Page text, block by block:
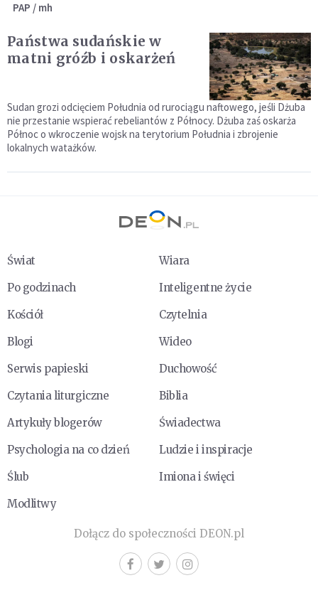
PAP / mh
Państwa sudańskie w
matni gróźb i oskarżeń
Sudan grozi odcięciem Południa od rurociągu naftowego, jeśli Dżuba
nie przestanie wspierać rebeliantów z Północy. Dżuba zaś oskarża
Północ o wkroczenie wojsk na terytorium Południa i zbrojenie
lokalnych watażków.
Świat
Wiara
Po godzinach
Inteligentne życie
Kościół
Czytelnia
Blogi
Wideo
Serwis papieski
Duchowość
Czytania liturgiczne
Biblia
Artykuły blogerów
Świadectwa
Psychologia na co dzień
Ludzie i inspiracje
Ślub
Imiona i święci
Modlitwy
Dołącz do społeczności DEON.pl